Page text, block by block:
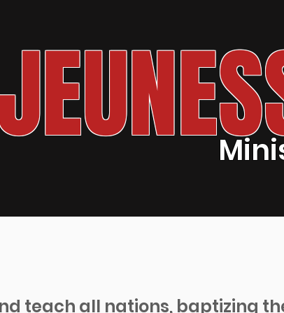
teach all nations, baptizing